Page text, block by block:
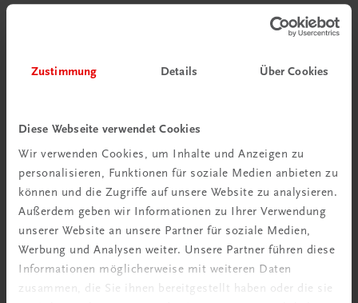
Zustimmung Details Über Cookies
Diese Webseite verwendet Cookies
Wir verwenden Cookies, um Inhalte und Anzeigen zu
personalisieren, Funktionen für soziale Medien anbieten zu
können und die Zugriffe auf unsere Website zu analysieren.
Außerdem geben wir Informationen zu Ihrer Verwendung
unserer Website an unsere Partner für soziale Medien,
Werbung und Analysen weiter. Unsere Partner führen diese
Informationen möglicherweise mit weiteren Daten
zusammen, die Sie ihnen bereitgestellt haben oder die sie